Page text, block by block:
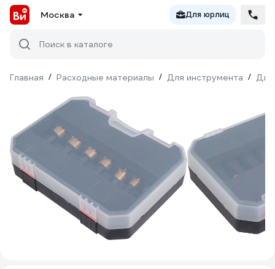
Москва Для юрлиц
Поиск в каталоге
Главная / Расходные материалы / Для инструмента / Для